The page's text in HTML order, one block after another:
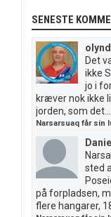
SENESTE
Det
ikke
jo i
kræver nok ikke
jorden, som det...
Narsarsuaq får sin
Daniel
sted
på forpladsen,
flere hangarer,